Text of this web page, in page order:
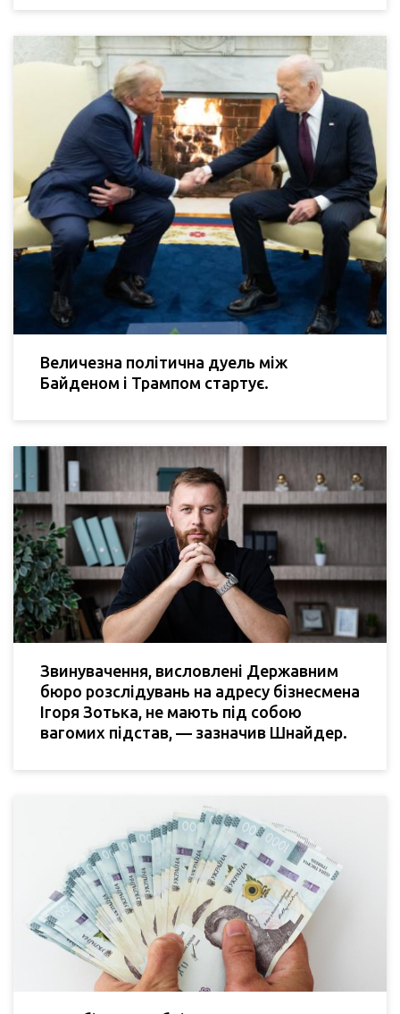
Величезна політична дуель між
Байденом і Трампом стартує.
Звинувачення, висловлені Державним
бюро розслідувань на адресу бізнесмена
Ігоря Зотька, не мають під собою
вагомих підстав, — зазначив Шнайдер.